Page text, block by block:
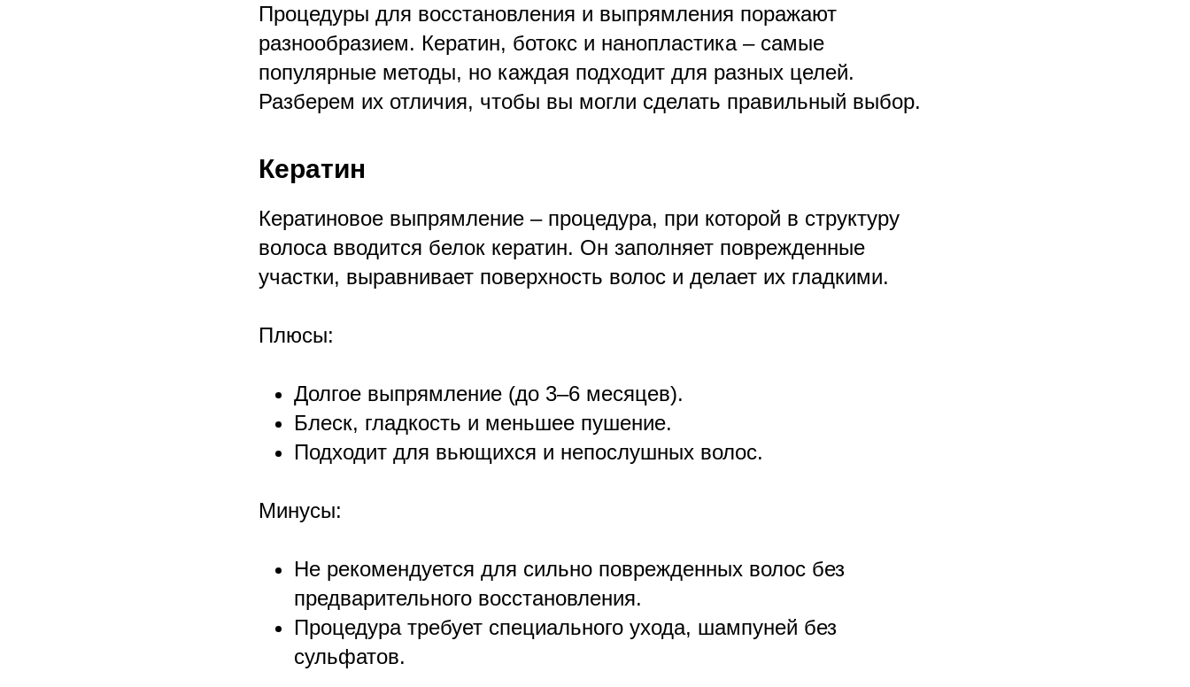
Процедуры для восстановления и выпрямления поражают
разнообразием. Кератин, ботокс и нанопластика – самые
популярные методы, но каждая подходит для разных целей.
Разберем их отличия, чтобы вы могли сделать правильный выбор.
Кератин
Кератиновое выпрямление – процедура, при которой в структуру
волоса вводится белок кератин. Он заполняет поврежденные
участки, выравнивает поверхность волос и делает их гладкими.
Плюсы:
Долгое выпрямление (до 3–6 месяцев).
Блеск, гладкость и меньшее пушение.
Подходит для вьющихся и непослушных волос.
Минусы:
Не рекомендуется для сильно поврежденных волос без
предварительного восстановления.
Процедура требует специального ухода, шампуней без
сульфатов.